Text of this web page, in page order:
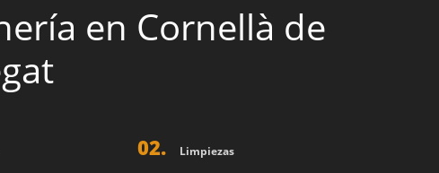
en Cornellà de
02. Limpiezas